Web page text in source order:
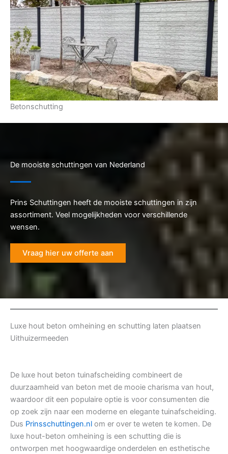
Betonschutting
De mooiste schuttingen van Nederland
Prins Schuttingen heeft de mooiste schuttingen in zijn
assortiment. Veel mogelijkheden voor verschillende
wensen.
Vraag hier uw offerte aan
Luxe hout beton omheining en schutting laten plaatsen
Uithuizermeeden
De luxe hout beton tuinafscheiding combineert de
duurzaamheid van beton met de mooie charisma van hout,
waardoor dit een populaire optie is voor consumenten die
op zoek zijn naar een moderne en elegante tuinafscheiding.
Dus Prinsschuttingen.nl om er over te weten te komen. De
luxe hout-beton omheining is een schutting die is
ontworpen met hoogwaardige onderdelen en esthetische